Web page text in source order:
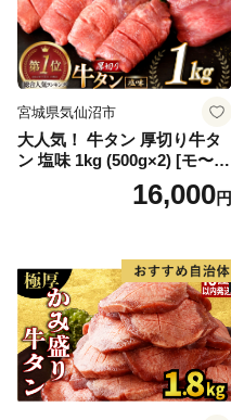
宮城県気仙沼市
大人気！ 牛タン 厚切り牛タ
ン 塩味 1kg (500g×2) [モ〜ラ
ンド 宮城県 気仙沼市 205646
60] 肉 牛肉 精肉 牛たん 牛タ
16,000円